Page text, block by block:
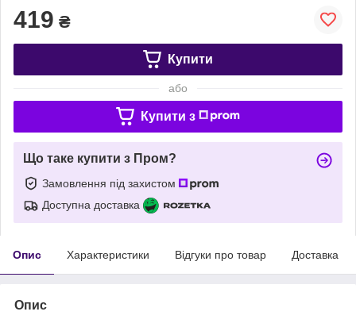
419 ₴
Купити
або
Купити з
Що таке купити з Пром?
Замовлення під захистом
Доступна доставка
Опис Характеристики Відгуки про товар Доставка
Опис